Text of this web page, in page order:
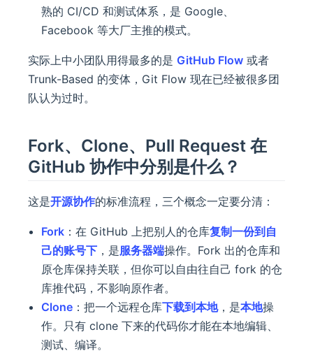
熟的 CI/CD 和测试体系，是 Google、
Facebook 等大厂主推的模式。
实际上中小团队用得最多的是 GitHub Flow 或者
Trunk-Based 的变体，Git Flow 现在已经被很多团
队认为过时。
Fork、Clone、Pull Request 在
GitHub 协作中分别是什么？
这是开源协作的标准流程，三个概念一定要分清：
Fork ：在 GitHub 上把别人的仓库复制一份到自
己的账号下 ，是服务器端操作。Fork 出的仓库和
原仓库保持关联，但你可以自由往自己 fork 的仓
库推代码，不影响原作者。
Clone ：把一个远程仓库下载到本地，是本地操
作。只有 clone 下来的代码你才能在本地编辑、
测试、编译。